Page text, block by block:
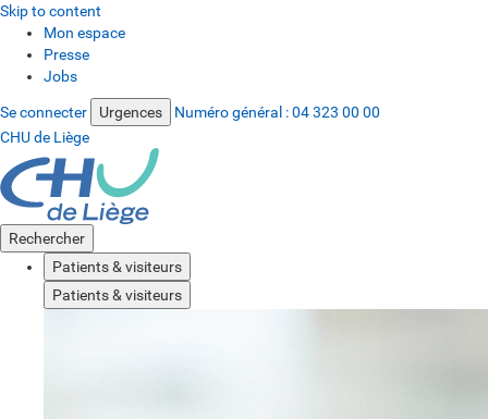
Skip to content
Mon espace
Presse
Jobs
Se connecter Urgences Numéro général :04 323 00 00
CHU de Liège
Rechercher
Patients & visiteurs
Patients & visiteurs